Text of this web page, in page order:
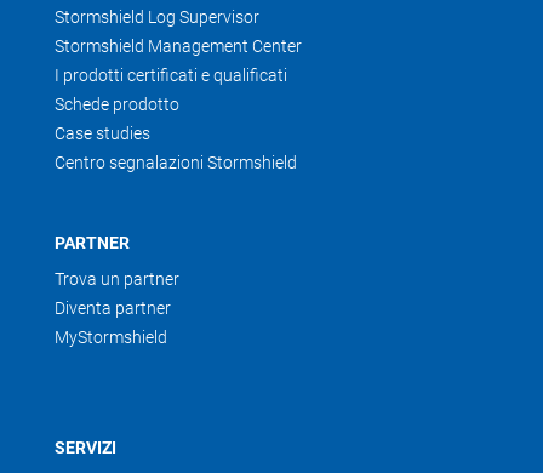
Stormshield Log Supervisor
Stormshield Management Center
I prodotti certificati e qualificati
Schede prodotto
Case studies
Centro segnalazioni Stormshield
PARTNER
Trova un partner
Diventa partner
MyStormshield
SERVIZI